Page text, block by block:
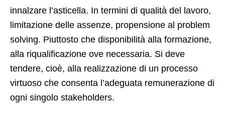
innalzare l’asticella. In termini di qualità del lavoro,
limitazione delle assenze, propensione al problem
solving. Piuttosto che disponibilità alla formazione,
alla riqualificazione ove necessaria. Si deve
tendere, cioè, alla realizzazione di un processo
virtuoso che consenta l’adeguata remunerazione di
ogni singolo stakeholders.